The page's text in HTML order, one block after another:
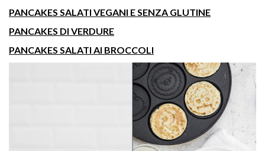
PANCAKES SALATI VEGANI E SENZA GLUTINE
PANCAKES DI VERDURE
PANCAKES SALATI AI BROCCOLI